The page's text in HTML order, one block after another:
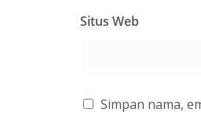
Situs Web
Simpan nama,